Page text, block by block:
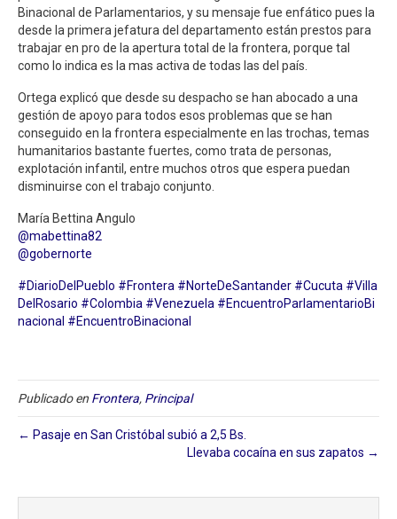
Binacional de Parlamentarios, y su mensaje fue enfático pues la
desde la primera jefatura del departamento están prestos para
trabajar en pro de la apertura total de la frontera, porque tal
como lo indica es la mas activa de todas las del país.
Ortega explicó que desde su despacho se han abocado a una
gestión de apoyo para todos esos problemas que se han
conseguido en la frontera especialmente en las trochas, temas
humanitarios bastante fuertes, como trata de personas,
explotación infantil, entre muchos otros que espera puedan
disminuirse con el trabajo conjunto.
María Bettina Angulo
@mabettina82
@gobernorte
#DiarioDelPueblo #Frontera #NorteDeSantander #Cucuta #Villa
DelRosario #Colombia #Venezuela #EncuentroParlamentarioBi
nacional #EncuentroBinacional
Publicado en Frontera, Principal
← Pasaje en San Cristóbal subió a 2,5 Bs.
Llevaba cocaína en sus zapatos⁣ →